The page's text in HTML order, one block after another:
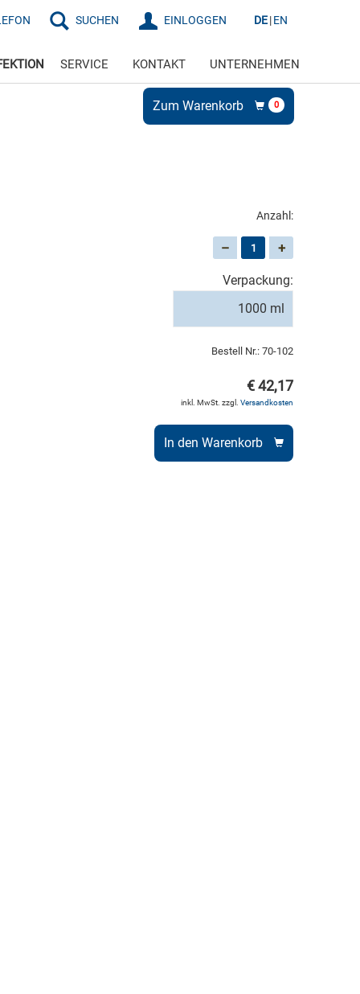
SUCHEN EINLOGGEN DE EN
SERVICE KONTAKT UNTERNEHMEN
Zum Warenkorb 0
Anzahl:
– +
Verpackung:
1000 ml
Bestell Nr.:70-102
€ 42,17
inkl. MwSt. zzgl.Versandkosten
In den Warenkorb